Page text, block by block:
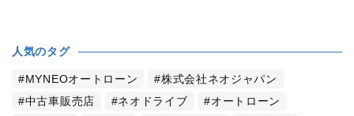
人気のタグ
MYNEOオートローン
株式会社ネオジャパン
中古車販売店
ネオドライブ
オートローン